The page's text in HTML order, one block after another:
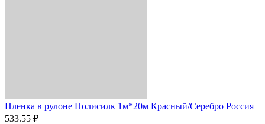
Пленка в рулоне Полисилк 1м*20м Красный/Серебро Россия
533.55 ₽